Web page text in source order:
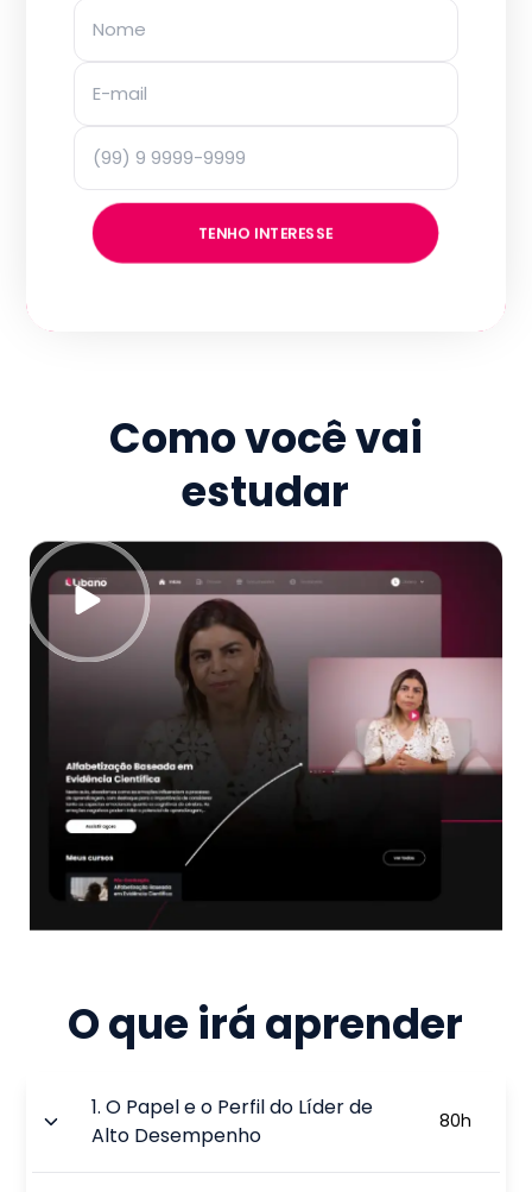
TENHO INTERESSE
Como você vai
estudar
O que irá aprender
1.O Papel e o Perfil do Líder de
Alto Desempenho
80h